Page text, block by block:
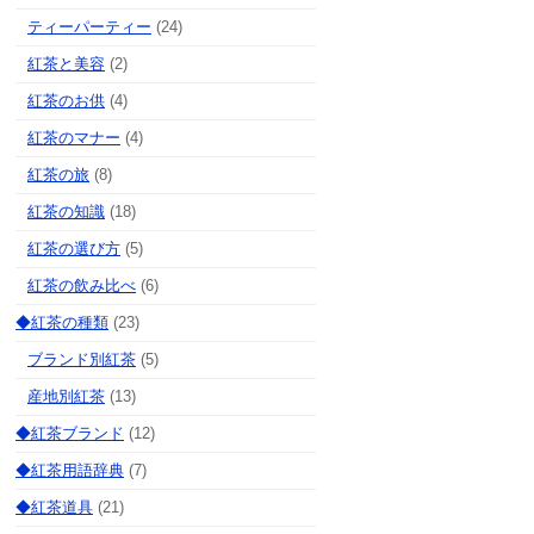
ティーパーティー (24)
紅茶と美容 (2)
紅茶のお供 (4)
紅茶のマナー (4)
紅茶の旅 (8)
紅茶の知識 (18)
紅茶の選び方 (5)
紅茶の飲み比べ (6)
◆紅茶の種類 (23)
ブランド別紅茶 (5)
産地別紅茶 (13)
◆紅茶ブランド (12)
◆紅茶用語辞典 (7)
◆紅茶道具 (21)